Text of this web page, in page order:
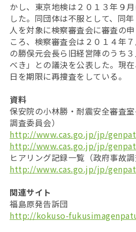
かし、東京地検は２０１３年９
した。同団体は不服として、同
人を対象に検察審査会に審査の
ころ、検察審査会は２０１４年
の勝俣元会長ら旧経営陣のうち
べき」との議決を公表した。現
日を期限に再捜査をしている。
資料
保安院の小林勝・耐震安全審査
調査委員会）
http://www.cas.go.jp/jp/
http://www.cas.go.jp/jp/
ヒアリング記録一覧（政府事故調
http://www.cas.go.jp/jp/
関連サイト
福島原発告訴団
http://kokuso-